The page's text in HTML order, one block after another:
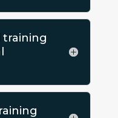
training